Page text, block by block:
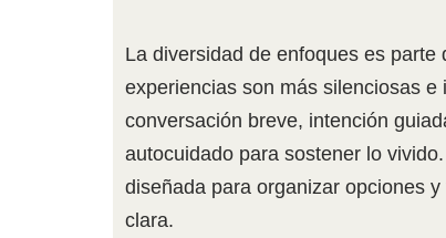
La diversidad de enfoques es parte
experiencias son más silenciosas
conversación breve, intención
autocuidado para sostener lo
diseñada para organizar opciones
clara.